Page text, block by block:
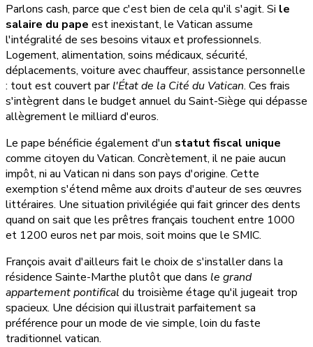
Parlons cash, parce que c'est bien de cela qu'il s'agit. Si le
salaire du pape est inexistant, le Vatican assume
l'intégralité de ses besoins vitaux et professionnels.
Logement, alimentation, soins médicaux, sécurité,
déplacements, voiture avec chauffeur, assistance personnelle
: tout est couvert parl'État de la Cité du Vatican. Ces frais
s'intègrent dans le budget annuel du Saint-Siège qui dépasse
allègrement le milliard d'euros.
Le pape bénéficie également d'un statut fiscal unique
comme citoyen du Vatican. Concrètement, il ne paie aucun
impôt, ni au Vatican ni dans son pays d'origine. Cette
exemption s'étend même aux droits d'auteur de ses œuvres
littéraires. Une situation privilégiée qui fait grincer des dents
quand on sait que les prêtres français touchent entre 1000
et 1200 euros net par mois, soit moins que le SMIC.
François avait d'ailleurs fait le choix de s'installer dans la
résidence Sainte-Marthe plutôt que dans le grand
appartement pontifical du troisième étage qu'il jugeait trop
spacieux. Une décision qui illustrait parfaitement sa
préférence pour un mode de vie simple, loin du faste
traditionnel vatican.